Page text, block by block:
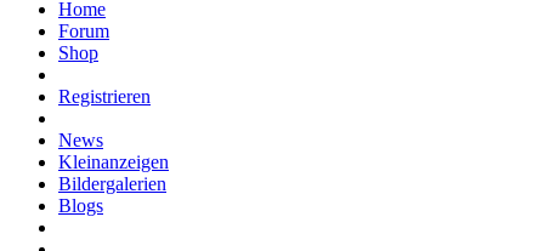
Home
Forum
Shop
Registrieren
News
Kleinanzeigen
Bildergalerien
Blogs